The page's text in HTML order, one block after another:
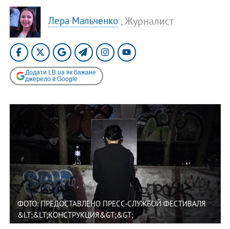
Лера Мальченко , Журналист
Додати LB.ua як бажане
джерело в Google
ФОТО: ПРЕДОСТАВЛЕНО ПРЕСС-СЛУЖБОЙ ФЕСТИВАЛЯ
&LT;&LT;КОНСТРУКЦИЯ&GT;&GT;